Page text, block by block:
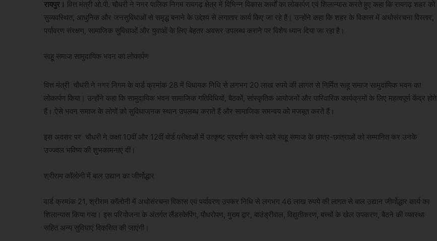
रायपुर। वित्त मंत्री ओ.पी. चौधरी ने नगर पालिक निगम रायगढ़ क्षेत्र में विभिन्न विकास कार्यों का लोकार्पण एवं शिलान्यास करते हुए कहा कि रायगढ़ शहर को
सुव्यवस्थित, आधुनिक और जनसुविधाओं से समृद्ध बनाने के उद्देश्य से लगातार कार्य किए जा रहे हैं। उन्होंने कहा कि शहर के विकास में अधोसंरचना विस्तार,
पर्यावरण संरक्षण, सामाजिक सुविधाओं और युवाओं के लिए बेहतर अवसर उपलब्ध कराने पर विशेष ध्यान दिया जा रहा है।
साहू समाज सामुदायिक भवन का लोकार्पण
वित्त मंत्री चौधरी ने नगर निगम के वार्ड क्रमांक 28 में विधायक निधि से लगभग 20 लाख रुपये की लागत से निर्मित साहू समाज सामुदायिक भवन का
लोकार्पण किया। उन्होंने कहा कि सामुदायिक भवन सामाजिक गतिविधियों, बैठकों, सांस्कृतिक आयोजनों और पारिवारिक कार्यक्रमों के लिए महत्वपूर्ण केंद्र होते
हैं। ऐसे भवन समाज के लोगों को सुविधाजनक स्थान उपलब्ध कराते हैं और सामाजिक समन्वय को मजबूत करते हैं।
इस अवसर पर चौधरी ने कक्षा 10वीं और 12वीं बोर्ड परीक्षाओं में उत्कृष्ट प्रदर्शन करने वाले साहू समाज के छात्र-छात्राओं को सम्मानित कर उनके
उज्ज्वल भविष्य की शुभकामनाएं दीं।
श्रीराम कॉलोनी में बाल उद्यान का जीर्णोद्धार
वार्ड क्रमांक 21, श्रीराम कॉलोनी में अधोसंरचना विकास एवं पर्यावरण उपकर निधि से लगभग 46 लाख रुपये की लागत से बाल उद्यान जीर्णोद्धार कार्य का
शिलान्यास किया गया। इस परियोजना के अंतर्गत लैंडस्केपिंग, पौधरोपण, मुख्य द्वार, बाउंड्रीवाल, विद्युतीकरण, बच्चों के खेल उपकरण, बैठने की व्यवस्था
सहित अन्य सुविधाएं विकसित की जाएंगी।